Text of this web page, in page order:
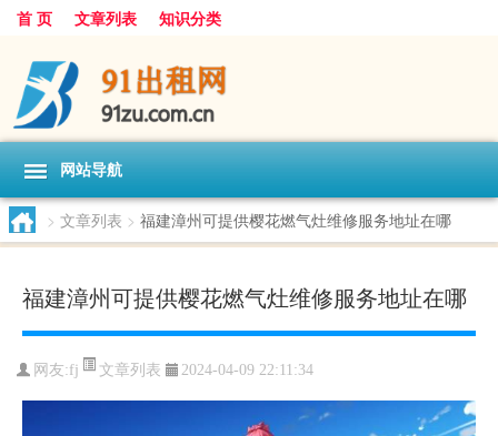
首 页 文章列表 知识分类
网站导航
> 文章列表 > 福建漳州可提供樱花燃气灶维修服务地址在哪
福建漳州可提供樱花燃气灶维修服务地址在哪
网友:fj 文章列表 2024-04-09 22:11:34